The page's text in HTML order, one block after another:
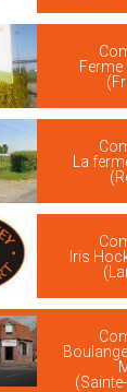
Ferme
La
Iris